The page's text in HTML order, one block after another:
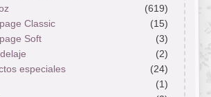
(619)
Classic
(15)
Soft
(3)
(2)
especiales
(24)
(1)